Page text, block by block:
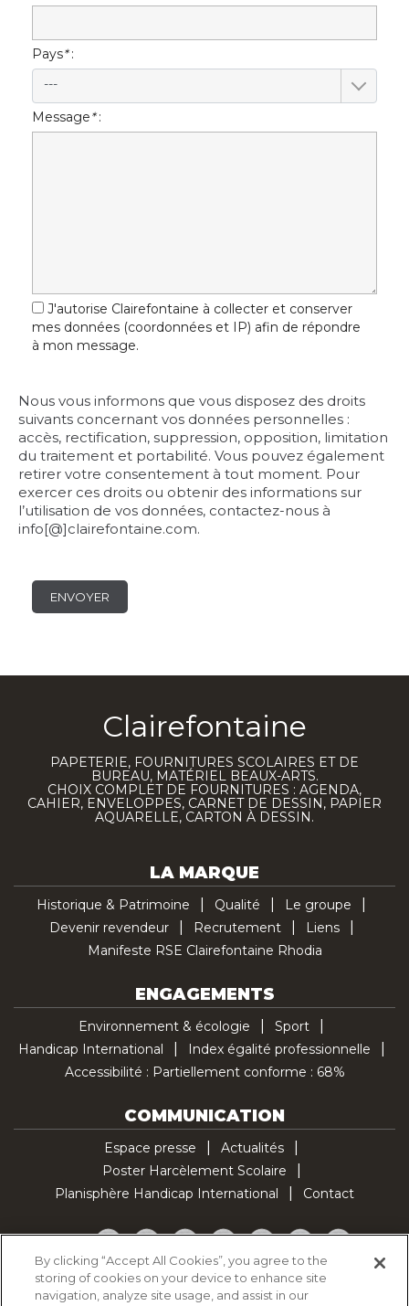
Pays*:
---
Message*:
J'autorise Clairefontaine à collecter et conserver
mes données (coordonnées et IP) afin de répondre
à mon message.
Nous vous informons que vous disposez des droits
suivants concernant vos données personnelles :
accès, rectification, suppression, opposition, limitation
du traitement et portabilité. Vous pouvez également
retirer votre consentement à tout moment. Pour
exercer ces droits ou obtenir des informations sur
l’utilisation de vos données, contactez-nous à
info[@]clairefontaine.com.
Clairefontaine
PAPETERIE, FOURNITURES SCOLAIRES ET DE
BUREAU, MATÉRIEL BEAUX-ARTS.
CHOIX COMPLET DE FOURNITURES : AGENDA,
CAHIER, ENVELOPPES, CARNET DE DESSIN, PAPIER
AQUARELLE, CARTON À DESSIN.
LA MARQUE
Historique & Patrimoine Qualité
Le groupe
Devenir revendeur
Recrutement
Liens
Manifeste RSE Clairefontaine Rhodia
ENGAGEMENTS
Environnement & écologie
Sport
Handicap International
Index égalité professionnelle
Accessibilité : Partiellement conforme : 68%
COMMUNICATION
Espace presse
Actualités
Poster Harcèlement Scolaire
Planisphère Handicap International
Contact
Facebook
TwitterYouTubePinterestInstagramLinkedInTikTok
Politique d'utilisation des cookies
By clicking “Accept All Cookies”, you agree to the
storing of cookies on your device to enhance site
navigation, analyze site usage, and assist in our